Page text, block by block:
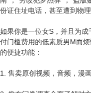
份证住址电话，甚至遭到物理
如果你是一位女S，并且为
付门槛费用的低素质男M而
的便捷功能：
1. 售卖原创视频，音频，漫